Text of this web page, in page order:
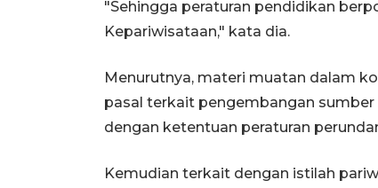
"Sehingga peraturan pendidikan
Kepariwisataan," kata dia.
Menurutnya, materi muatan dalam
pasal terkait pengembangan
dengan ketentuan peraturan
Kemudian terkait dengan istilah